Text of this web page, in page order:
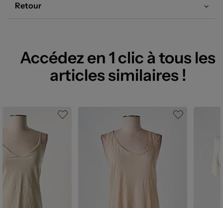
Retour
Accédez en 1 clic à tous les
articles similaires !